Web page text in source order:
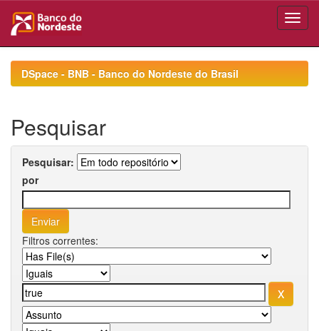
navigationDSpace - BNB - Banco do Nordeste do Brasil
Pesquisar
Pesquisar:
por
Filtros correntes: